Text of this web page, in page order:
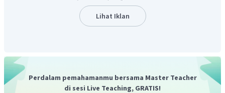
(bilangan kuantum magnetik, sesuai letak
memiliki 5 buah orbital). Maka susunan elektronnya :
Lihat Iklan
Perdalam pemahamanmu bersama Master Teacher
di sesi Live Teaching, GRATIS!